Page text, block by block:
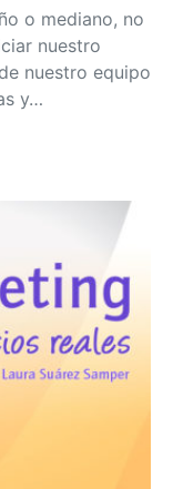
o mediano, no
nuestro
nuestro equipo
y…